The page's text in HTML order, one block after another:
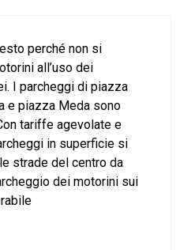
perché non si
all’uso dei
I parcheggi di piazza
e piazza Meda sono
tariffe agevolate e
in superficie si
strade del centro da
dei motorini sui